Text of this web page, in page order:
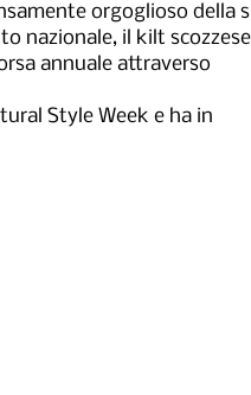
orgoglioso della
nazionale, il kilt
annuale attraverso
Style Week e ha in